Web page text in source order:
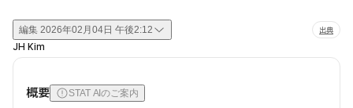
編集 2026年02月04日 午後2:12 出典
JH Kim
概要 STAT AIのご案内